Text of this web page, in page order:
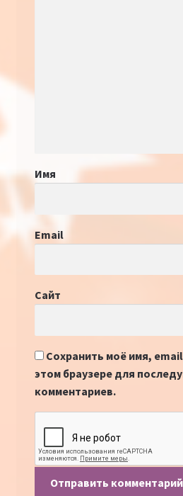
Имя
Email
Сайт
Сохранить моё имя,
этом браузере для
комментариев.